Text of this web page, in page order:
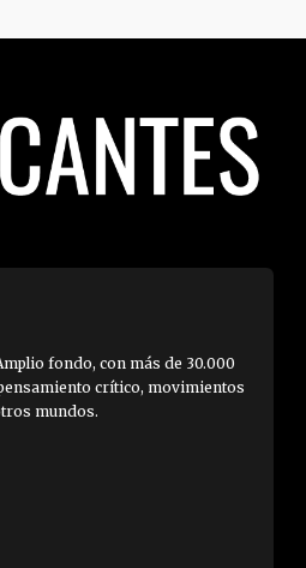
fondo, con más de 30.000
crítico, movimientos
mundos.